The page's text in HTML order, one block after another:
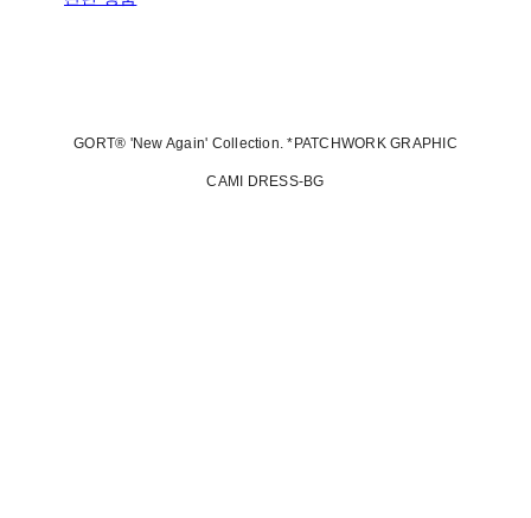
GORT® 'New Again' Collection. *PATCHWORK GRAPHIC
CAMI DRESS-BG